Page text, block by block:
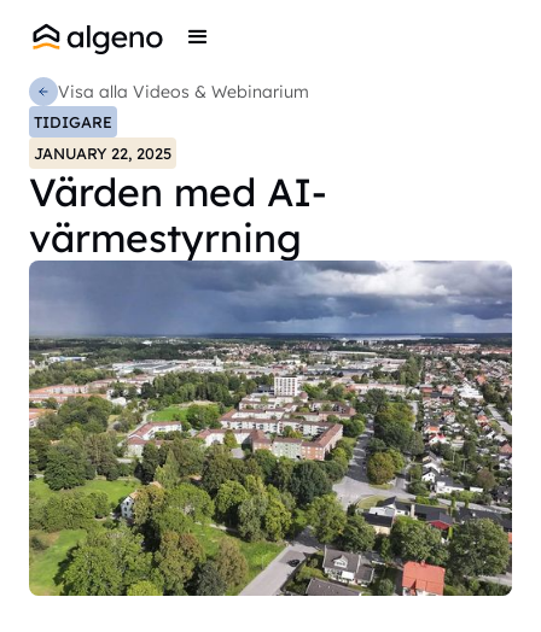
Visa alla Videos & Webinarium
TIDIGARE
JANUARY 22, 2025
Värden med AI-
värmestyrning